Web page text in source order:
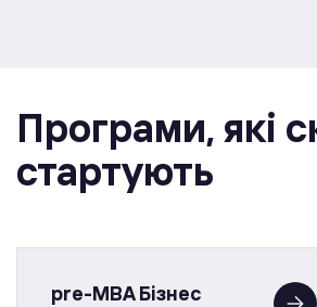
Програми, якi
стартують
pre-MBA Бізнес